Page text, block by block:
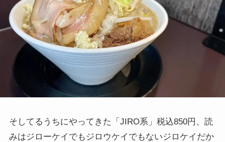
そしてるうちにやってきた「JIRO系」税込850円、読
みはジローケイでもジロウケイでもないジロケイだか